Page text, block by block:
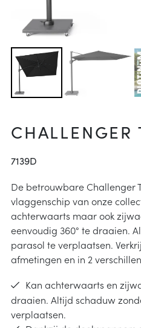
onderhoud
kiezen
CHALLENGER
7139D
De betrouwbare Challenger
vlaggenschip van onze
achterwaarts maar ook
eenvoudig 360° te draaien.
parasol te verplaatsen.
afmetingen en in 2
Kan achterwaarts en
draaien. Altijd schaduw
verplaatsen.